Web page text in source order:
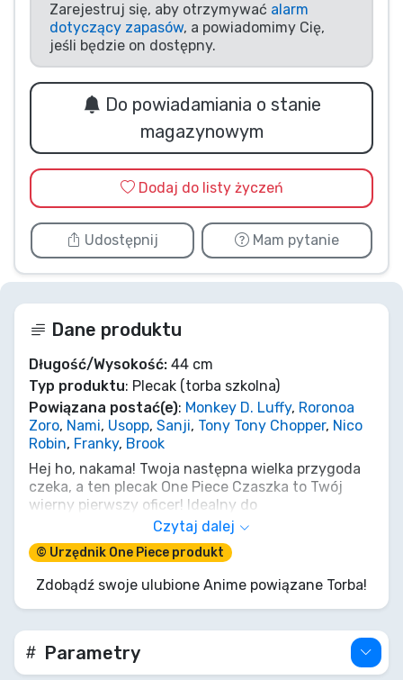
Zarejestruj się, aby otrzymywać alarm
dotyczący zapasów, a powiadomimy Cię,
jeśli będzie on dostępny.
Do powiadamiania o stanie
magazynowym
Dodaj do listy życzeń
Udostępnij Mam pytanie
Dane produktu
Długość/Wysokość: 44 cm
Typ produktu: Plecak (torba szkolna)
Powiązana postać(e): Monkey D. Luffy, Roronoa
Zoro, Nami, Usopp, Sanji, Tony Tony Chopper, Nico
Robin, Franky, Brook
Hej ho, nakama! Twoja następna wielka przygoda
czeka, a ten plecak One Piece Czaszka to Twój
wierny pierwszy oficer! Idealny do
przechowywania Beri, tajemniczych Poneglyphów
lub po prostu codziennych niezbędników. Z
ikoniczną Czaszką Słomianego Kapelusza
deklarujesz wierność załodze przyszłego Króla
Piratów. Więc wytycz kurs, spakuj marzenia (i
może trochę mięsa dla kapitana) i zgarnij ten
skarb, zanim zrobią to Marynarze! Wyrusz ku
własnej legendzie!
Czytaj dalej
© Urzędnik One Piece produkt
Zdobądź swoje ulubione Anime powiązane Torba!
Parametry